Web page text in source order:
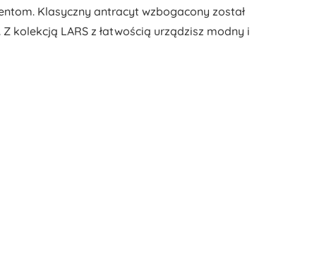
Klasyczny antracyt wzbogacony został
kolekcją LARS z łatwością urządzisz modny i